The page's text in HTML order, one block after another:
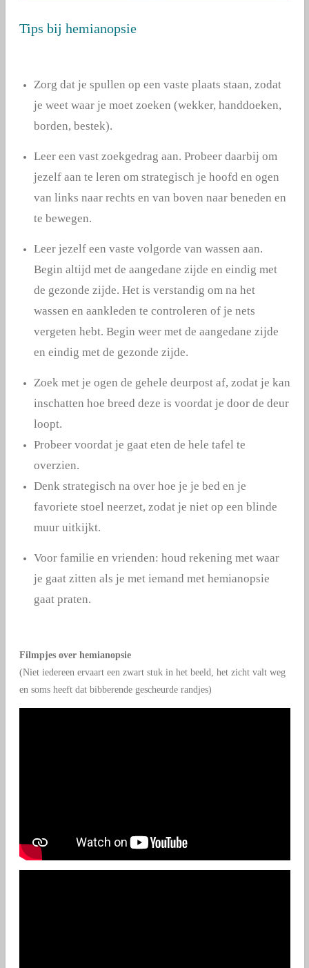
Tips bij hemianopsie
Zorg dat je spullen op een vaste plaats staan, zodat
je weet waar je moet zoeken (wekker, handdoeken,
borden, bestek).
Leer een vast zoekgedrag aan. Probeer daarbij om
jezelf aan te leren om strategisch je hoofd en ogen
van links naar rechts en van boven naar beneden en
te bewegen.
Leer jezelf een vaste volgorde van wassen aan.
Begin altijd met de aangedane zijde en eindig met
de gezonde zijde. Het is verstandig om na het
wassen en aankleden te controleren of je nets
vergeten hebt. Begin weer met de aangedane zijde
en eindig met de gezonde zijde.
Zoek met je ogen de gehele deurpost af, zodat je kan
inschatten hoe breed deze is voordat je door de deur
loopt.
Probeer voordat je gaat eten de hele tafel te
overzien.
Denk strategisch na over hoe je je bed en je
favoriete stoel neerzet, zodat je niet op een blinde
muur uitkijkt.
Voor familie en vrienden: houd rekening met waar
je gaat zitten als je met iemand met hemianopsie
gaat praten.
Filmpjes over hemianopsie
(Niet iedereen ervaart een zwart stuk in het beeld, het zicht valt weg
en soms heeft dat bibberende gescheurde randjes)